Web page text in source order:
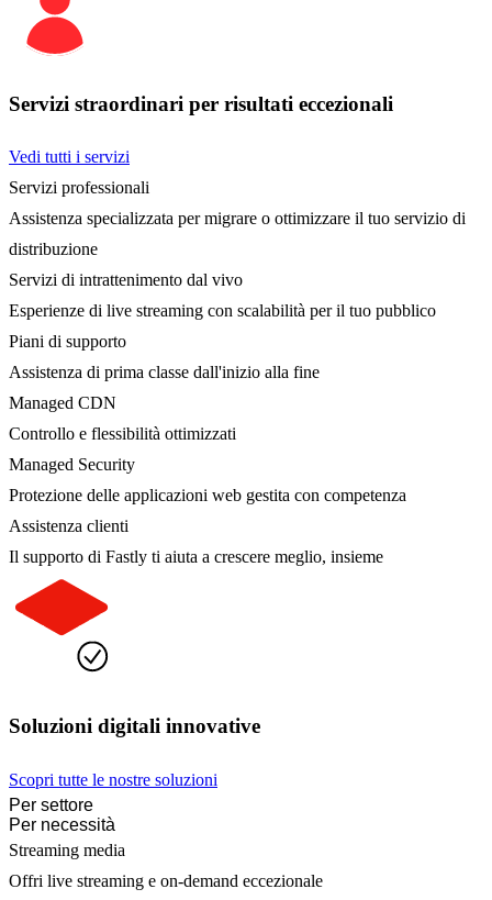
Servizi straordinari per risultati eccezionali
Vedi tutti i servizi
Servizi professionali
Assistenza specializzata per migrare o ottimizzare il tuo servizio di
distribuzione
Servizi di intrattenimento dal vivo
Esperienze di live streaming con scalabilità per il tuo pubblico
Piani di supporto
Assistenza di prima classe dall'inizio alla fine
Managed CDN
Controllo e flessibilità ottimizzati
Managed Security
Protezione delle applicazioni web gestita con competenza
Assistenza clienti
Il supporto di Fastly ti aiuta a crescere meglio, insieme
Soluzioni digitali innovative
Scopri tutte le nostre soluzioni
Per settore
Per necessità
Streaming media
Offri live streaming e on-demand eccezionale